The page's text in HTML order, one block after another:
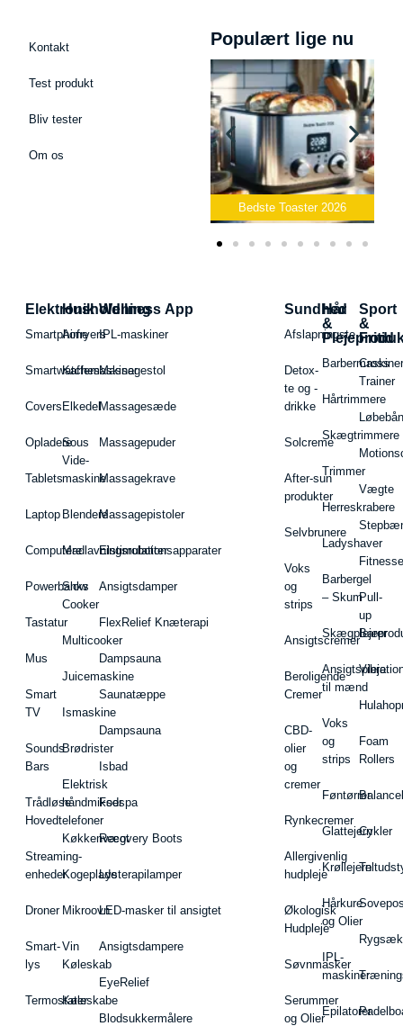
Kontakt
Test produkt
Bliv tester
Om os
Populært lige nu
Bedste Toaster 2026 Bedste Elkedel
Elektronik
Smartphone
Smartwatches
Covers
Opladere
Tablets
Laptop
Computere
Powerbanks
Tastatur
Mus
Smart
TV
Sounds
Bars
Trådløse
Hovedtelefoner
Streaming-
enheder
Droner
Smart-
lys
Termostater
Husholdning
Airfryers
Kaffemaskiner
Elkedel
Sous
Vide-
maskine
Blendere
Madlavningsrobotter
Slow
Cooker
Multicooker
Juicemaskine
Ismaskine
Brødrister
Elektrisk
håndmikser
Køkkenvægt
Kogeplade
Mikroovn
Vin
Køleskab
Køleskabe
Wellness App
IPL-maskiner
Massagestol
Massagesæde
Massagepuder
Massagekrave
Massagepistoler
Elstimulationsapparater
Ansigtsdamper
FlexRelief Knæterapi
Dampsauna
Saunatæppe
Dampsauna
Isbad
Fodspa
Recovery Boots
Lysterapilamper
LED-masker til ansigtet
Ansigtsdampere
EyeRelief
Blodsukkermålere
Sundhed
Afslapningste
Detox-
te og -
drikke
Solcreme
After-sun
produkter
Selvbrunere
Voks
og
strips
Ansigtscremer
Beroligende
Cremer
CBD-
olier
og
cremer
Rynkecremer
Allergivenlig
hudpleje
Økologisk
Hudpleje
Søvnmasker
Serummer
og Olier
Hår
&
Hårtrimmere
Skægtrimmere
Trimmer
Herreskrabere
Ladyshaver
Barbergel
– Skum
Ansigtspleje
til mænd
Voks
og
strips
Føntørrer
Glattejern
Krøllejern
Hårkure
og Olier
IPL-
maskiner
Epilatorer
Sport
&
Fritid
Cross
Trainer
Vægte
Pull-
up
Barer
Foam
Rollers
Cykler